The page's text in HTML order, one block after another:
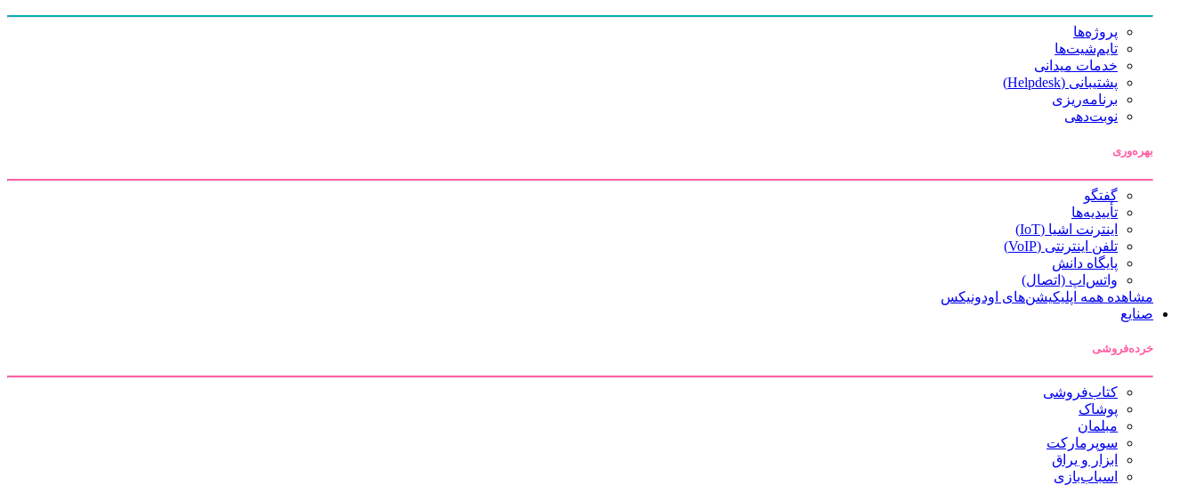
پروژه‌ها
تایم‌شیت‌ها
خدمات میدانی
پشتیبانی (Helpdesk)
برنامه‌ریزی
نوبت‌دهی
بهره‌وری
گفتگو
تأییدیه‌ها
اینترنت اشیا (IoT)
تلفن اینترنتی (VoIP)
پایگاه دانش
واتس‌اپ (اتصال)
مشاهده همه اپلیکیشن‌های اودونیکس
صنایع
خرده‌فروشی
کتاب‌فروشی
پوشاک
مبلمان
سوپرمارکت
ابزار و یراق
اسباب‌بازی